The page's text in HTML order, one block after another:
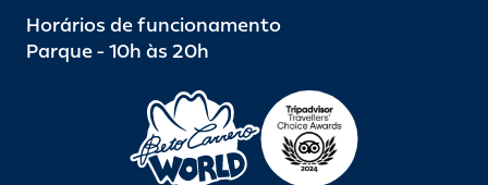
Horários de funcionamento
Parque - 10h às 20h